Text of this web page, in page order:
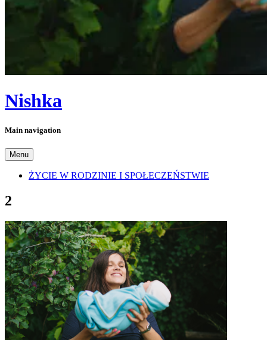
Nishka
Main navigation
Menu
ŻYCIE W RODZINIE I SPOŁECZEŃSTWIE
2